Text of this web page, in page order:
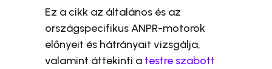
Ez a cikk az általános és az
országspecifikus ANPR-motorok
előnyeit és hátrányait vizsgálja,
valamint áttekinti a testre szabott